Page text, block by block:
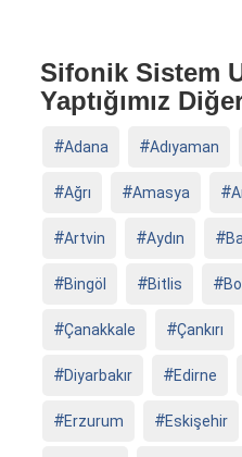
Sifonik Sistem
Yaptığımız
Adana Adıyaman
Ağrı Amasya
Artvin Aydın
Bingöl Bitlis
Çanakkale Çankırı
Diyarbakır Edirne
Erzurum Eskişehir